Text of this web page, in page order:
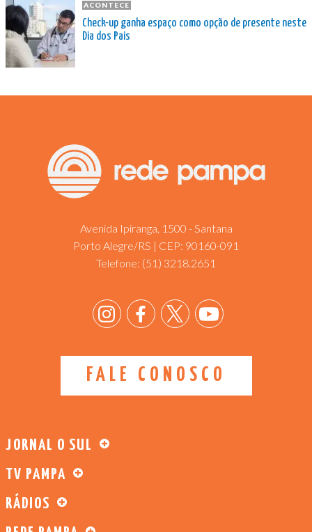
ACONTECE
Check-up ganha espaço como opção de presente neste
Dia dos Pais
Avenida Ipiranga, 1500 - Santana
Porto Alegre/RS | CEP: 90160-091
Telefone: (51) 3218.2651
FALE CONOSCO
JORNAL O SUL
TV PAMPA
RÁDIOS